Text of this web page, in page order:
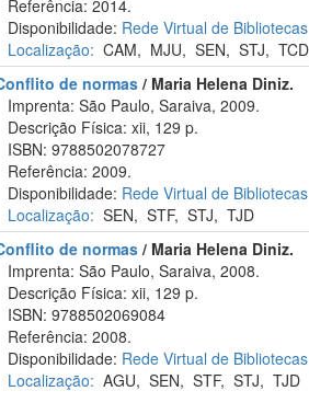
Referência: 2014.
Disponibilidade: Rede Virtual de Bibliotecas
Localização: CAM, MJU,SEN,STJ,TCD
de normas / Maria Helena Diniz.
Imprenta: São Paulo, Saraiva, 2009.
Descrição Física: xii, 129 p.
ISBN: 9788502078727
Referência: 2009.
Disponibilidade: Rede Virtual de Bibliotecas
Localização: SEN,STF,STJ,TJD
de normas / Maria Helena Diniz.
Imprenta: São Paulo, Saraiva, 2008.
Descrição Física: xii, 129 p.
ISBN: 9788502069084
Referência: 2008.
Disponibilidade: Rede Virtual de Bibliotecas
Localização: AGU,SEN,STF,STJ,TJD